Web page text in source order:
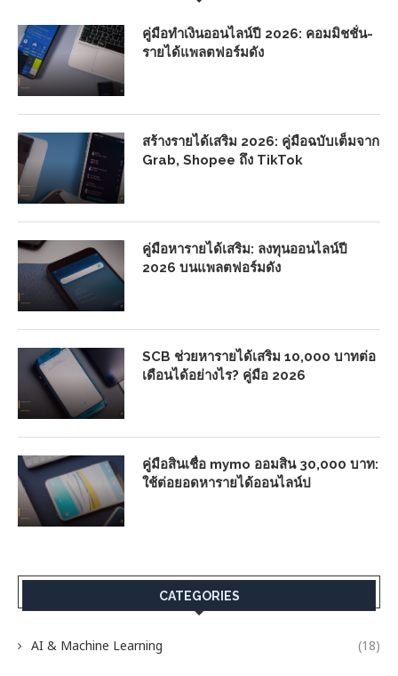
คู่มือทำเงินออนไลน์ปี 2026: คอมมิชชั่น-
รายได้แพลตฟอร์มดัง
สร้างรายได้เสริม 2026: คู่มือฉบับเต็มจาก
Grab, Shopee ถึง TikTok
คู่มือหารายได้เสริม: ลงทุนออนไลน์ปี
2026 บนแพลตฟอร์มดัง
SCB ช่วยหารายได้เสริม 10,000 บาทต่อ
เดือนได้อย่างไร? คู่มือ 2026
คู่มือสินเชื่อ mymo ออมสิน 30,000 บาท:
ใช้ต่อยอดหารายได้ออนไลน์ป
CATEGORIES
AI & Machine Learning (18)